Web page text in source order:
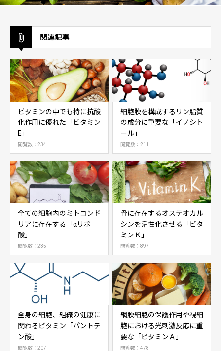
関連記事
ビタミンの中でも特に抗酸
化作用に優れた「ビタミン
E」
閲覧数：234
細胞膜を構成するリン脂質
の成分に重要な「イノシト
ール」
閲覧数：211
全ての細胞内のミトコンド
リアに存在する「αリポ
酸」
閲覧数：235
骨に存在するオステオカル
シンを活性化させる「ビタ
ミンＫ」
閲覧数：897
全身の細胞、組織の健康に
関わるビタミン「パントテ
ン酸」
閲覧数：207
網膜細胞の保護作用や視細
胞における光刺激反応に重
要な「ビタミンＡ」
閲覧数：478